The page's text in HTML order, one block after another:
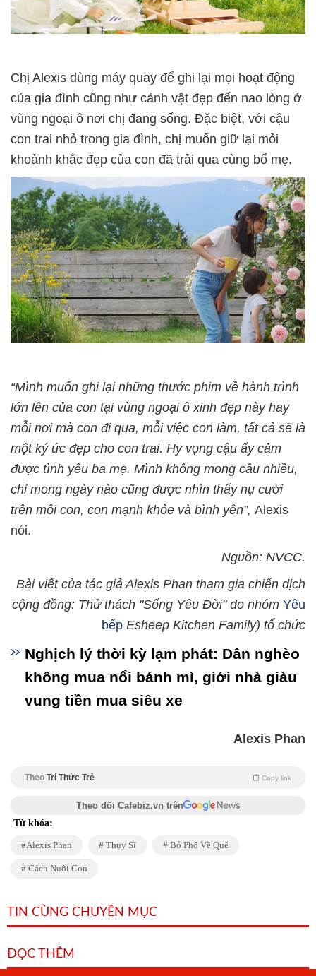
Chị Alexis dùng máy quay để ghi lại mọi hoạt động
của gia đình cũng như cảnh vật đẹp đến nao lòng ở
vùng ngoại ô nơi chị đang sống. Đặc biệt, với cậu
con trai nhỏ trong gia đình, chị muốn giữ lại mỏi
khoảnh khắc đẹp của con đã trải qua cùng bố mẹ.
“Mình muốn ghi lại những thước phim về hành trình
lớn lên của con tại vùng ngoại ô xinh đẹp này hay
mỗi nơi mà con đi qua, mỗi việc con làm, tất cả sẽ là
một ký ức đẹp cho con trai. Hy vọng cậu ấy cảm
được tình yêu ba mẹ. Mình không mong cầu nhiều,
chỉ mong ngày nào cũng được nhìn thấy nụ cười
trên môi con, con mạnh khỏe và bình yên”, Alexis
nói.
Nguồn: NVCC.
Bài viết của tác giả Alexis Phan tham gia chiến dịch
cộng đồng: Thử thách "Sống Yêu Đời" do nhóm Yêu
bếp Esheep Kitchen Family) tổ chức
Nghịch lý thời kỳ lạm phát: Dân nghèo
không mua nổi bánh mì, giới nhà giàu
vung tiền mua siêu xe
Alexis Phan
Theo Trí Thức Trẻ Copy link
Theo dõi Cafebiz.vn trên
Từ khóa:
Alexis Phan Thụy Sĩ Bỏ Phố Về Quê
Cách Nuôi Con
TIN CÙNG CHUYÊN MỤC
ĐỌC THÊM